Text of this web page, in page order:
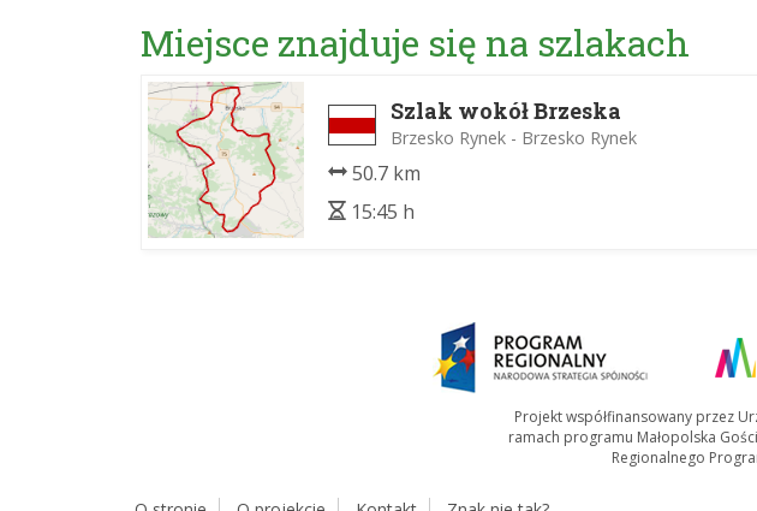
Miejsce znajduje się na szlakach
Szlak wokół Brzeska
Brzesko Rynek - Brzesko Rynek
50.7 km
15:45 h
Projekt współfinansowany przez
ramach programu Małopolska
Regionalnego